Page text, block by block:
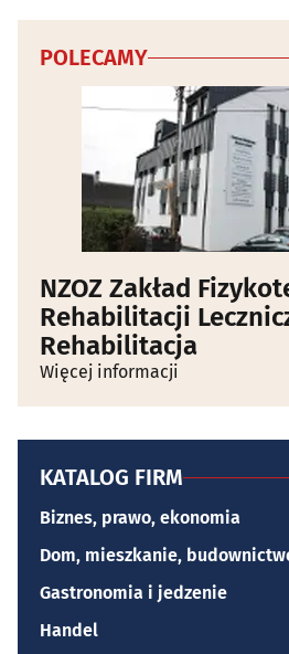
POLECAMY
NZOZ Zakład
Rehabilitacji
Rehabilitacja
Więcej informacji
KATALOG FIRM
Biznes, prawo, ekonomia
Dom, mieszkanie,
Gastronomia i jedzenie
Handel